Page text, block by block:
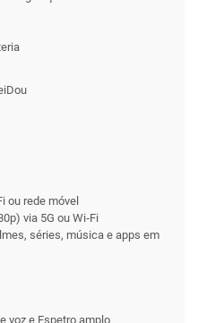
ou rede móvel
via 5G ou Wi‑Fi
séries, música e apps em
voz e Espetro amplo